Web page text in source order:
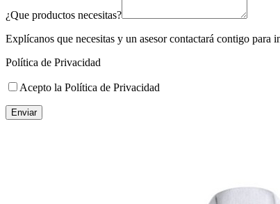
¿Que productos necesitas?
Explícanos que necesitas y un asesor contactará contigo para
Política de Privacidad
Acepto la Política de Privacidad
Enviar